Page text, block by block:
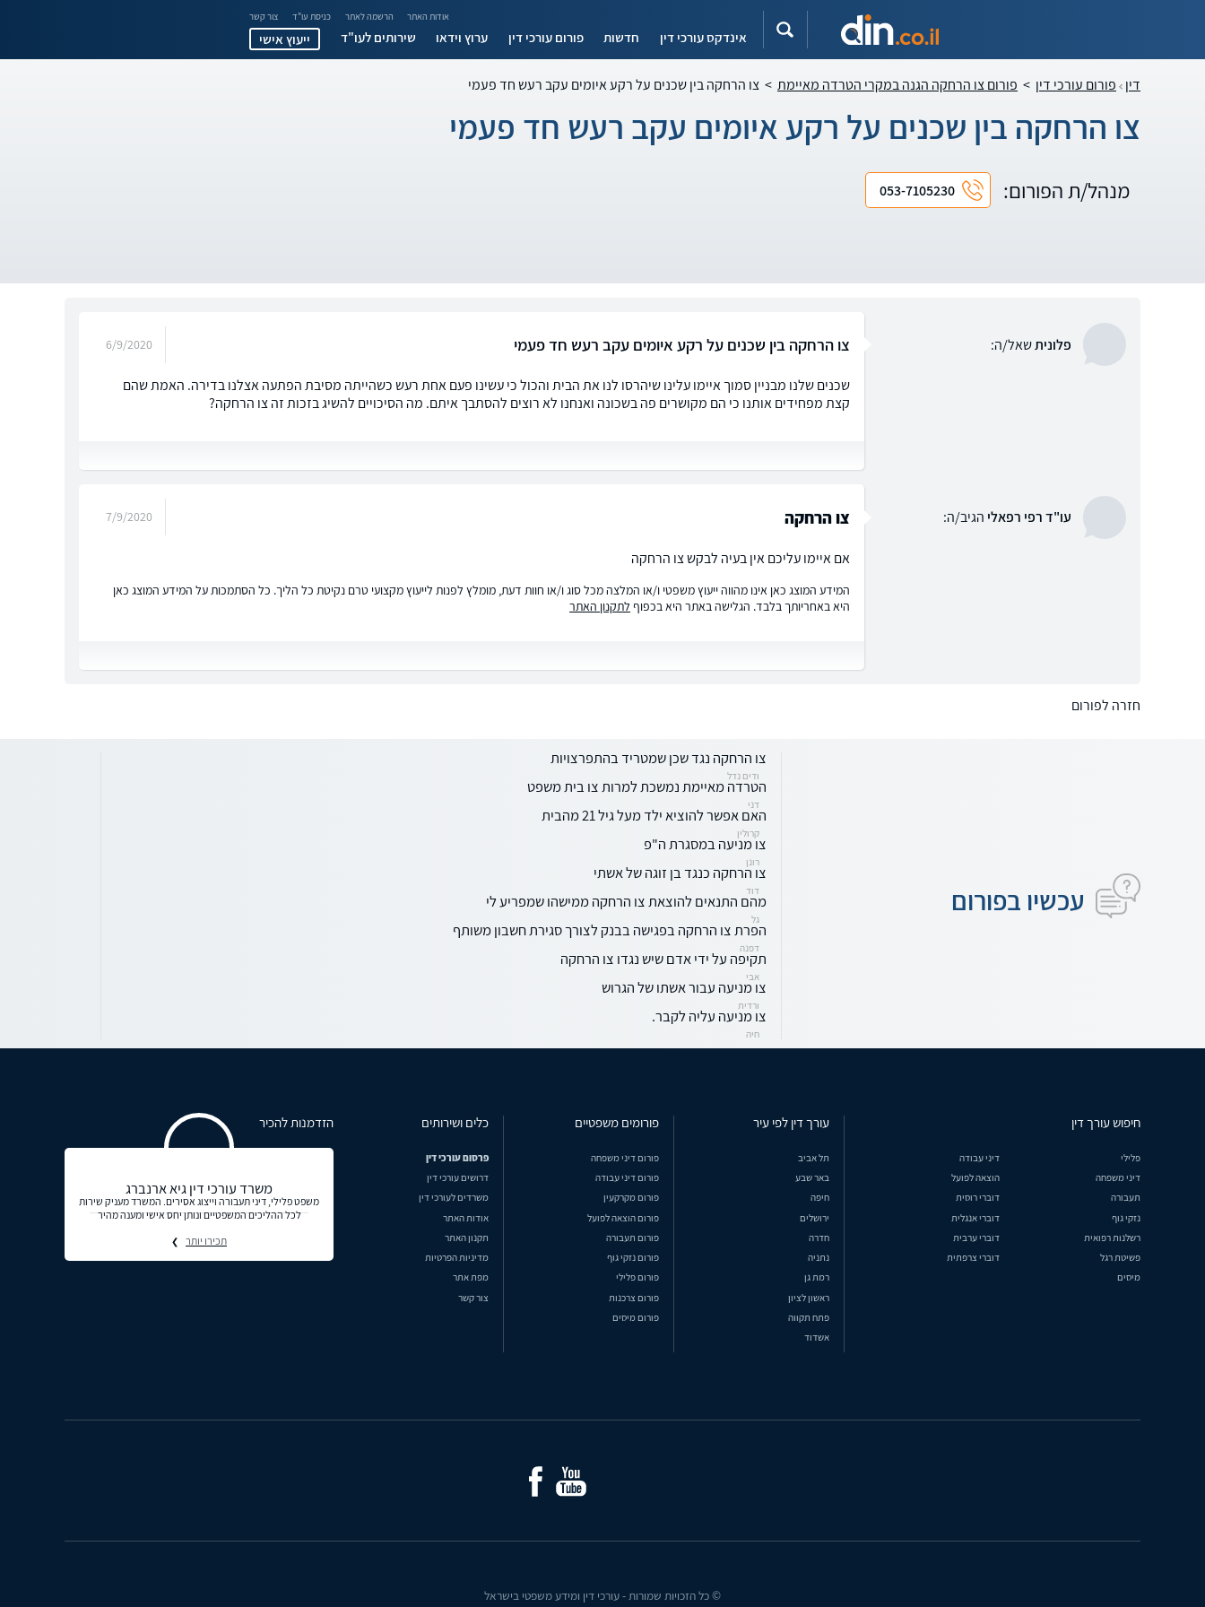
אודות האתר הרשמה לאתר כניסת עו"ד צור קשר
אינדקס עורכי דין חדשות פורום עורכי דין ערוץ וידאו שירותים לעו"ד ייעוץ אישי
דין פורום עורכי דין > פורום צו הרחקה הגנה במקרי הטרדה מאיימת > צו הרחקה בין שכנים על רקע איומים עקב רעש חד פעמי
צו הרחקה בין שכנים על רקע איומים עקב רעש חד פעמי
מנהל/ת הפורום: 053-7105230
פלוניתשאל/ה: צו הרחקה בין שכנים על רקע איומים עקב רעש חד פעמי 6/9/2020
שכנים שלנו מבניין סמוך איימו עלינו שיהרסו לנו את הבית והכול כי עשינו פעם אחת רעש כשהייתה מסיבת הפתעה אצלנו בדירה. האמת שהם
קצת מפחידים אותנו כי הם מקושרים פה בשכונה ואנחנו לא רוצים להסתבך איתם. מה הסיכויים להשיג בזכות זה צו הרחקה?
עו"ד רפי רפאלי הגיב/ה: צו הרחקה 7/9/2020
אם איימו עליכם אין בעיה לבקש צו הרחקה
המידע המוצג כאן אינו מהווה ייעוץ משפטי ו/או המלצה מכל סוג ו/או חוות דעת, מומלץ לפנות לייעוץ מקצועי טרם נקיטת כל הליך. כל הסתמכות על המידע המוצג כאן
היא באחריותך בלבד. הגלישה באתר היא בכפוף לתקנון האתר
חזרה לפורום
עכשיו בפורום
צו הרחקה נגד שכן שמטריד בהתפרצויות
ודים נדל
הטרדה מאיימת נמשכת למרות צו בית משפט
דני
האם אפשר להוציא ילד מעל גיל 21 מהבית
קרולין
צו מניעה במסגרת ה"פ
רונן
צו הרחקה כנגד בן זוגה של אשתי
דוד
מהם התנאים להוצאת צו הרחקה ממישהו שמפריע לי
גל
הפרת צו הרחקה בפגישה בבנק לצורך סגירת חשבון משותף
דפנה
תקיפה על ידי אדם שיש נגדו צו הרחקה
אבי
צו מניעה עבור אשתו של הגרוש
ורדית
צו מניעה עליה לקבר.
חיה
חיפוש עורך דין
פלילי
דיני עבודה
דיני משפחה
הוצאה לפועל
תעבורה
דוברי רוסית
נזקי גוף
דוברי אנגלית
רשלנות רפואית
דוברי ערבית
פשיטת רגל
דוברי צרפתית
מיסים
עורך דין לפי עיר
תל אביב
באר שבע
חיפה
ירושלים
חדרה
נתניה
רמת גן
ראשון לציון
פתח תקווה
אשדוד
פורומים משפטיים
פורום דיני משפחה
פורום דיני עבודה
פורום מקרקעין
פורום הוצאה לפועל
פורום תעבורה
פורום נזקי גוף
פורום פלילי
פורום צרכנות
פורום מיסים
כלים ושירותים
פרסום עורכי דין
דרושים עורכי דין
משרדים לעורכי דין
אודות האתר
תקנון האתר
מדיניות הפרטיות
מפת אתר
צור קשר
הזדמנות להכיר
משרד עורכי דין גיא ארנברג
משפט פלילי, דיני תעבורה וייצוג אסירים. המשרד מעניק שירות
לכל ההליכים המשפטיים ונותן יחס אישי ומענה מהיר
תכירו יותר
© כל הזכויות שמורות - עורכי דין ומידע משפטי בישראל